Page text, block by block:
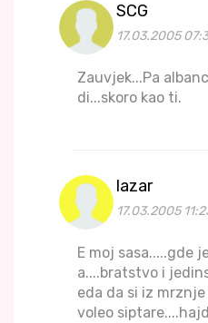
SCG
17.03.2005
Zauvjek...Pa
di...skoro kao ti.
lazar
17.03.2005
E moj sasa.....gde
a....bratstvo i
eda da si iz
voleo